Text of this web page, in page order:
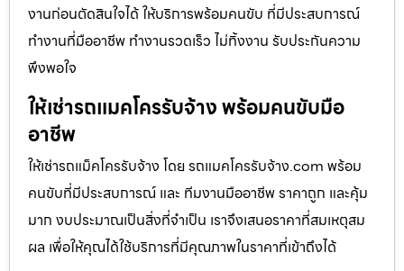
งานก่อนตัดสินใจได้ ให้บริการพร้อมคนขับ ที่มีประสบการณ์
ทำงานที่มืออาชีพ ทำงานรวดเร็ว ไม่ทิ้งงาน รับประกันความ
พึงพอใจ
ให้เช่ารถแมคโครรับจ้าง พร้อมคนขับมือ
อาชีพ
ให้เช่ารถแม็คโครรับจ้าง โดย รถแมคโครรับจ้าง.com พร้อม
คนขับที่มีประสบการณ์ และ ทีมงานมืออาชีพ ราคาถูก และคุ้ม
มาก งบประมาณเป็นสิ่งที่จำเป็น เราจึงเสนอราคาที่สมเหตุสม
ผล เพื่อให้คุณได้ใช้บริการที่มีคุณภาพในราคาที่เข้าถึงได้